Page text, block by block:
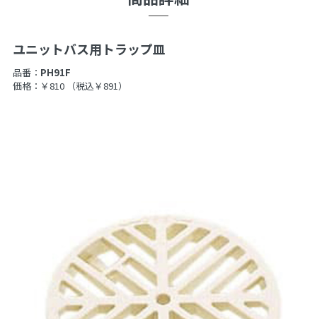
ユニットバス用トラップ皿
品番： PH91F
価格：￥810
（税込￥891）